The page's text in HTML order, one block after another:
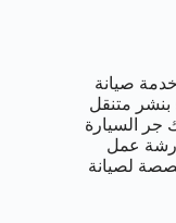
صيانة
بنشر متنقل
جر السيارة
عمل
لصيانة